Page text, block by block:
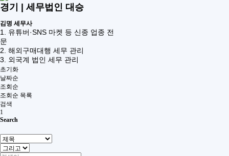
경기 | 세무법인 대승
김명 세무사
1. 유튜버·SNS 마켓 등 신종 업종 전
문
2. 해외구매대행 세무 관리
3. 외국계 법인 세무 관리
초기화
날짜순
조회순
조회순 목록
검색
1
Search